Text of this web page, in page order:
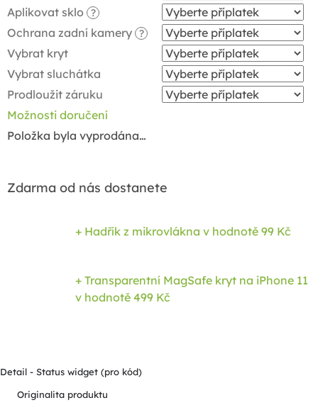
Aplikovat sklo
?
Ochrana zadní kamery ?
Vybrat kryt
Vybrat sluchátka
Prodloužit záruku
Možnosti doručení
Položka byla vyprodána…
Zdarma od nás dostanete
+ Hadřík z mikrovlákna v hodnotě 99 Kč
+ Transparentní MagSafe kryt na iPhone 11
v hodnotě 499 Kč
Detail - Status widget (pro kód)
Originalita produktu